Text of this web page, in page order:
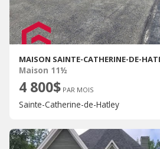
MAISON SAINTE-CATHERINE-DE-
Maison 11½
4 800$ PAR MOIS
Sainte-Catherine-de-Hatley